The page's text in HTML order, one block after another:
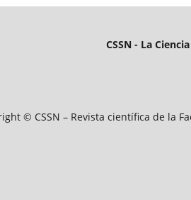
CSSN - La
© CSSN – Revista científica de la